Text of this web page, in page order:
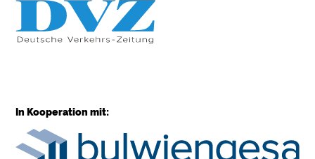
In Kooperation mit: